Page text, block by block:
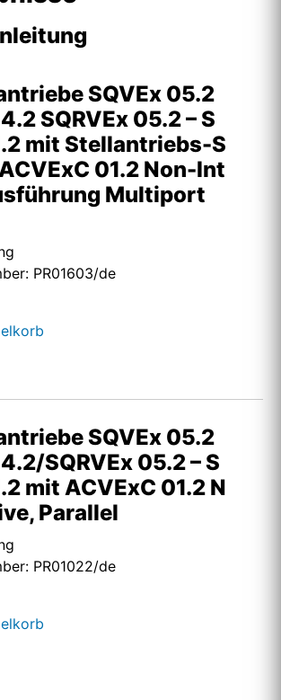
SQVEx 05.2
SQRVEx 05.2 – S
mit Stellantriebs-S
01.2 Non-Int
Multiport
PR01603/de
SQVEx 05.2
SQRVEx 05.2 – S
mit ACVExC 01.2 N
Parallel
PR01022/de